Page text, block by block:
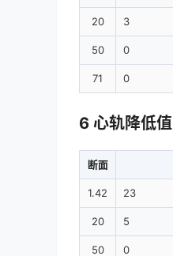
20 3
50 0
71 0
6 心轨降低值
断面
1.42 23
20 5
50 0